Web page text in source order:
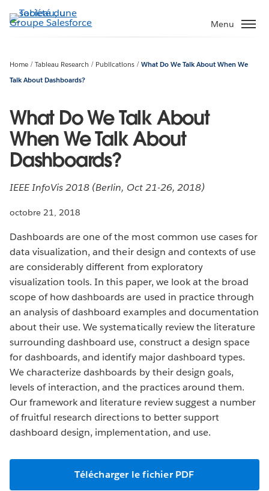
Aller
au
Menu
Home Tableau Research Publications
What Do We Talk About When We
Talk About Dashboards?
What Do We Talk About
When We Talk About
Dashboards?
IEEE InfoVis 2018 (Berlin, Oct 21-26, 2018)
octobre 21, 2018
Dashboards are one of the most common use cases for
data visualization, and their design and contexts of use
are considerably different from exploratory
visualization tools. In this paper, we look at the broad
scope of how dashboards are used in practice through
an analysis of dashboard examples and documentation
about their use. We systematically review the literature
surrounding dashboard use, construct a design space
for dashboards, and identify major dashboard types.
We characterize dashboards by their design goals,
levels of interaction, and the practices around them.
Our framework and literature review suggest a number
of fruitful research directions to better support
dashboard design, implementation, and use.
Télécharger le fichier PDF